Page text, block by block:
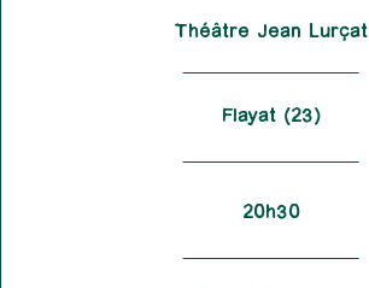
Théâtre Jean Lurçat
Flayat (23)
20h30